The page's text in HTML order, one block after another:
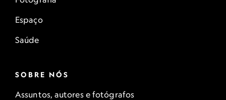
Espaço
Saúde
SOBRE NÓS
Assuntos, autores e fotógrafos